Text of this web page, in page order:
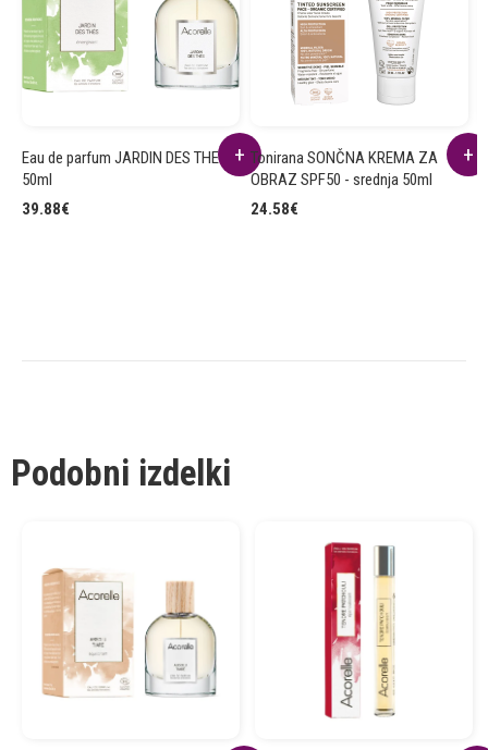
Eau de parfum JARDIN DES THES
50ml
39.88€
Tonirana SONČNA KREMA ZA
OBRAZ SPF50 - srednja 50ml
24.58€
Podobni izdelki